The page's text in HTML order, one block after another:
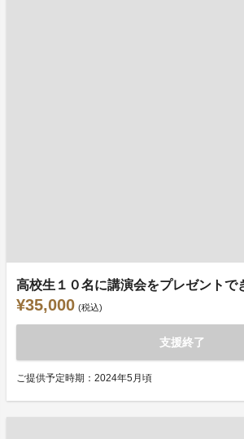
高校生１０名に講演会をプレゼントで
¥35,000 (税込)
支援終了
ご提供予定時期：2024年5月頃